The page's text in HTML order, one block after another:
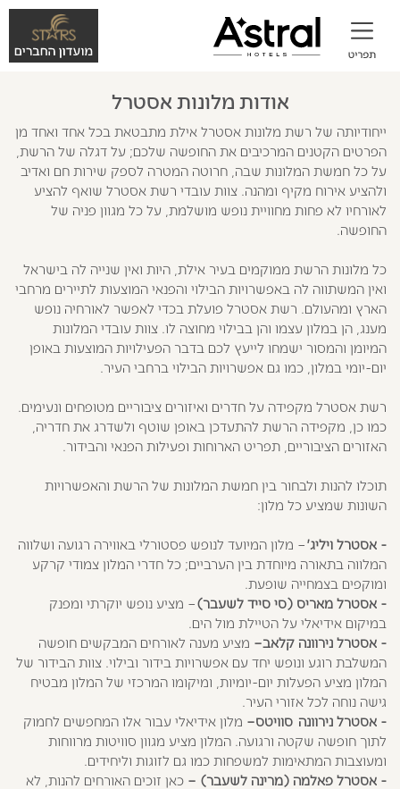
אודות מלונות אסטרל
ייחודיותה של רשת מלונות אסטרל אילת מתבטאת בכל אחד ואחד מן
הפרטים הקטנים המרכיבים את החופשה שלכם; על דגלה של הרשת,
על כל חמשת המלונות שבה, חרוטה המטרה לספק שירות חם ואדיב
ולהציע אירוח מקיף ומהנה. צוות עובדי רשת אסטרל שואף להציע
לאורחיו לא פחות מחוויית נופש מושלמת, על כל מגוון פניה של
החופשה.
כל מלונות הרשת ממוקמים בעיר אילת, היות ואין שנייה לה בישראל
ואין המשתווה לה באפשרויות הבילוי והפנאי המוצעות לתיירים מרחבי
הארץ ומהעולם. רשת אסטרל פועלת בכדי לאפשר לאורחיה נופש
מענג, הן במלון עצמו והן בבילוי מחוצה לו. צוות עובדי המלונות
המיומן והמסור ישמחו לייעץ לכם בדבר הפעילויות המוצעות באופן
יום-יומי במלון, כמו גם אפשרויות הבילוי ברחבי העיר.
רשת אסטרל מקפידה על חדרים ואיזורים ציבוריים מטופחים ונעימים.
כמו כן, מקפידה הרשת להתעדכן באופן שוטף ולשדרג את חדריה,
האזורים הציבוריים, תפריט הארוחות ופעילות הפנאי והבידור.
תוכלו להנות ולבחור בין חמשת המלונות של הרשת והאפשרויות
השונות שמציע כל מלון:
- אסטרל ויליג'– מלון המיועד לנופש פסטורלי באווירה רגועה ושלווה
המלווה בתאורה מיוחדת בין הערביים; כל חדרי המלון צמודי קרקע
ומוקפים בצמחייה שופעת.
- אסטרל מאריס (סי סייד לשעבר)– מציע נופש יוקרתי ומפנק
במיקום אידיאלי על הטיילת מול הים.
- אסטרל נירוונה קלאב– מציע מענה לאורחים המבקשים חופשה
המשלבת רוגע ונופש יחד עם אפשרויות בידור ובילוי. צוות הבידור של
המלון מציע הפעלות יום-יומיות, ומיקומו המרכזי של המלון מבטיח
גישה נוחה לכל אזורי העיר.
- אסטרל נירוונה סוויטס– מלון אידיאלי עבור אלו המחפשים לחמוק
לתוך חופשה שקטה ורגועה. המלון מציע מגוון סוויטות מרווחות
ומעוצבות המתאימות למשפחות כמו גם לזוגות וליחידים.
- אסטרל פאלמה (מרינה לשעבר) – כאן זוכים האורחים להנות, לא